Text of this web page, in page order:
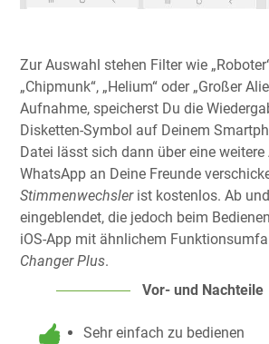
Zur Auswahl stehen Filter wie
„Chipmunk“, „Helium“ oder „Großer
Aufnahme, speicherst Du die
Disketten-Symbol auf Deinem
Datei lässt sich dann über eine weitere
WhatsApp an Deine Freunde
Stimmenwechslerist kostenlos. Ab
eingeblendet, die jedoch beim
iOS-App mit ähnlichem
Changer Plus.
Vor- und Nachteile
Sehr einfach zu bedienen